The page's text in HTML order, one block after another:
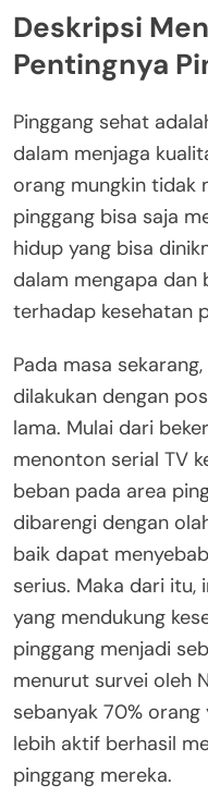
Deskripsi
Pentingnya
Pinggang sehat
dalam menjaga
orang mungkin tidak
pinggang bisa saja
hidup yang bisa
dalam mengapa dan
terhadap kesehatan
Pada masa
dilakukan dengan
lama. Mulai dari
menonton serial TV
beban pada area
dibarengi dengan
baik dapat
serius. Maka dari itu,
yang mendukung
pinggang menjadi
menurut survei oleh
sebanyak 70%
lebih aktif berhasil
pinggang mereka.